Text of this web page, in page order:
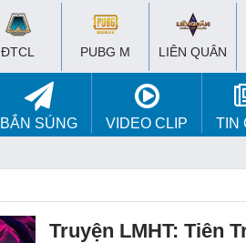
ĐTCL PUBG M LIÊN QUÂN
BẮN SÚNG VIDEO CLIP TIN
Truyện LMHT: Tiên